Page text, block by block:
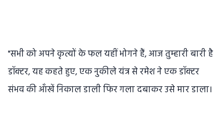
"सभी को अपने कृत्यों के फल यहीं भोगने हैं, आज तुम्हारी बारी है
डॉक्टर, यह कहते हुए, एक नुकीले यंत्र से रमेश ने एक डॉक्टर
संभव की आँखें निकाल डाली फिर गला दबाकर उसे मार डाला।